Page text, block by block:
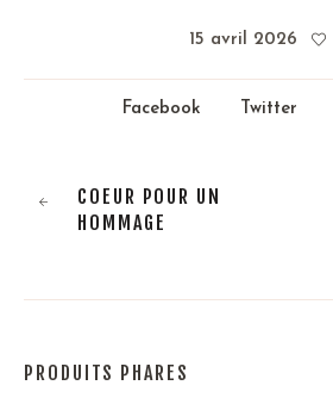
15 avril 2026
Facebook Twitter
COEUR POUR UN
HOMMAGE
PRODUITS PHARES